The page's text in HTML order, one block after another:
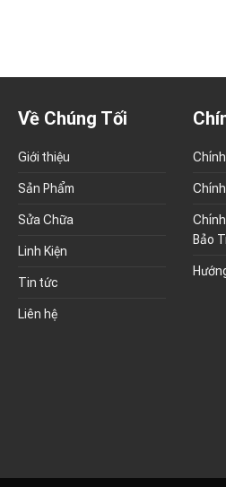
Về Chúng Tối
Giới thiệu
Sản Phẩm
Sửa Chữa
Linh Kiện
Tin tức
Liên hệ
Bảo